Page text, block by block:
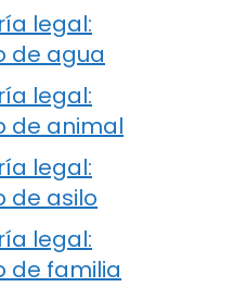
legal:
de agua
legal:
de animal
legal:
de asilo
legal:
de familia